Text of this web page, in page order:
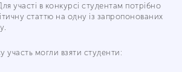
участі в конкурсі студентам потрібно
статтю на одну із запропонованих
участь могли взяти студенти: